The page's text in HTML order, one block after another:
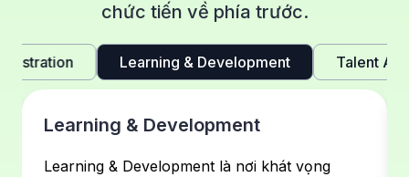
chức tiến về phía trước.
Learning & Development Talent
Learning & Development
Learning & Development là nơi khát vọng